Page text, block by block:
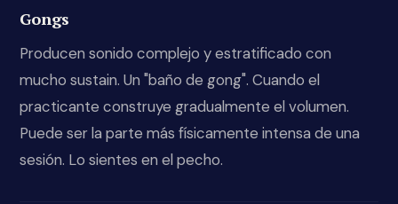
Gongs
Producen sonido complejo y estratificado con
mucho sustain. Un "baño de gong". Cuando el
practicante construye gradualmente el volumen.
Puede ser la parte más físicamente intensa de una
sesión. Lo sientes en el pecho.